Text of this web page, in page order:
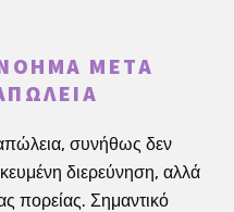
ΜΕΤΆ
συνήθως δεν
διερεύνηση, αλλά
πορείας. Σημαντικό